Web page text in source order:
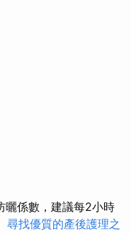
曬係數，建議每2小時
尋找優質的產後護理之